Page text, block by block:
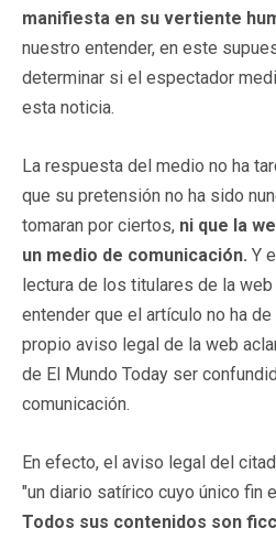
manifiesta en su vertiente
nuestro entender, en este
determinar si el espectador
esta noticia.
La respuesta del medio no ha
que su pretensión no ha sido
tomaran por ciertos, ni que la
un medio de comunicación. Y
lectura de los titulares de la
entender que el artículo no ha
propio aviso legal de la web
de El Mundo Today ser
comunicación.
En efecto, el aviso legal del
"un diario satírico cuyo único fin
Todos sus contenidos son